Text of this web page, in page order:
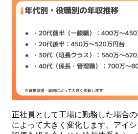
正社員として工場に勤務した場合
によって大きく変化します。アイ